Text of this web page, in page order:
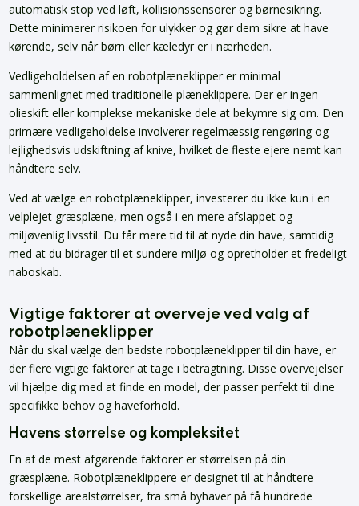
automatisk stop ved løft, kollisionssensorer og børnesikring.
Dette minimerer risikoen for ulykker og gør dem sikre at have
kørende, selv når børn eller kæledyr er i nærheden.
Vedligeholdelsen af en robotplæneklipper er minimal
sammenlignet med traditionelle plæneklippere. Der er ingen
olieskift eller komplekse mekaniske dele at bekymre sig om. Den
primære vedligeholdelse involverer regelmæssig rengøring og
lejlighedsvis udskiftning af knive, hvilket de fleste ejere nemt kan
håndtere selv.
Ved at vælge en robotplæneklipper, investerer du ikke kun i en
velplejet græsplæne, men også i en mere afslappet og
miljøvenlig livsstil. Du får mere tid til at nyde din have, samtidig
med at du bidrager til et sundere miljø og opretholder et fredeligt
naboskab.
Vigtige faktorer at overveje ved valg af
robotplæneklipper
Når du skal vælge den bedste robotplæneklipper til din have, er
der flere vigtige faktorer at tage i betragtning. Disse overvejelser
vil hjælpe dig med at finde en model, der passer perfekt til dine
specifikke behov og haveforhold.
Havens størrelse og kompleksitet
En af de mest afgørende faktorer er størrelsen på din
græsplæne. Robotplæneklippere er designet til at håndtere
forskellige arealstørrelser, fra små byhaver på få hundrede